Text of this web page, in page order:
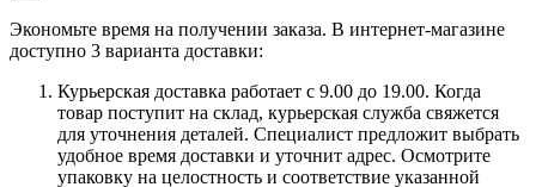
Экономьте время на получении заказа. В интернет-магазине
доступно 3 варианта доставки:
Курьерская доставка работает с 9.00 до 19.00. Когда
товар поступит на склад, курьерская служба свяжется
для уточнения деталей. Специалист предложит выбрать
удобное время доставки и уточнит адрес. Осмотрите
упаковку на целостность и соответствие указанной